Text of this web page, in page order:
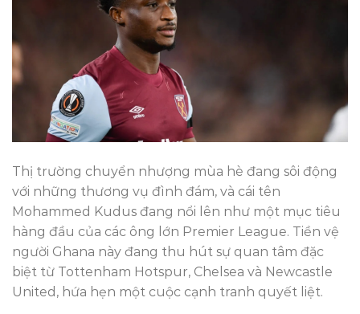
Thị trường chuyển nhượng mùa hè đang sôi động
với những thương vụ đình đám, và cái tên
Mohammed Kudus đang nổi lên như một mục tiêu
hàng đầu của các ông lớn Premier League. Tiền vệ
người Ghana này đang thu hút sự quan tâm đặc
biệt từ Tottenham Hotspur, Chelsea và Newcastle
United, hứa hẹn một cuộc cạnh tranh quyết liệt.